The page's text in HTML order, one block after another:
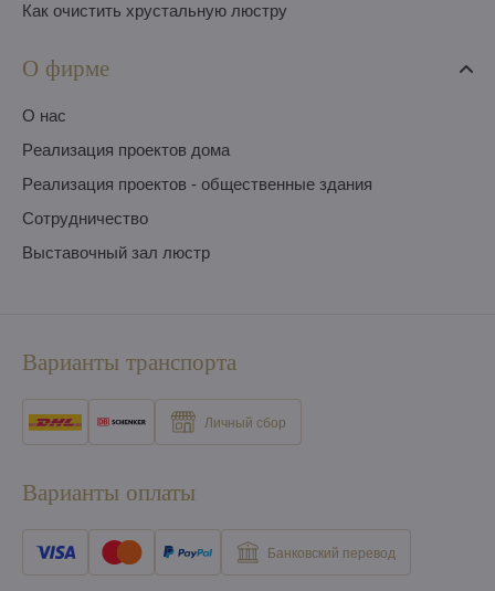
Как очистить хрустальную люстру
О фирме
O нас
Pеализация проектов дома
Pеализация проектов - общественные здания
Сотрудничество
Выставочный зал люстр
Варианты транспорта
Личный сбор
Варианты оплаты
Банковский перевод